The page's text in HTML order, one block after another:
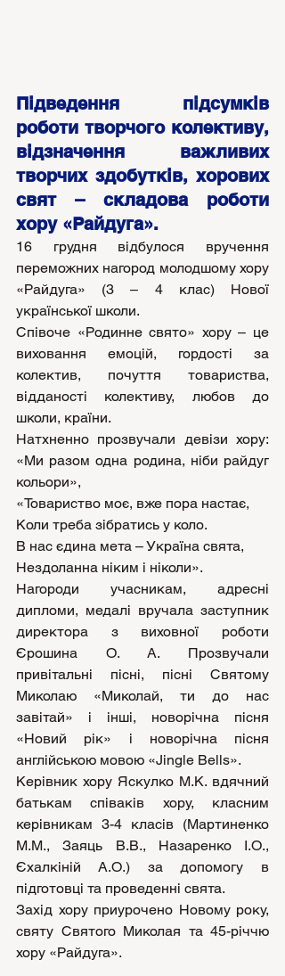
Підведення підсумків
роботи творчого колективу,
відзначення важливих
творчих здобутків, хорових
свят – складова роботи
хору «Райдуга».
16 грудня відбулося вручення
переможних нагород молодшому хору
«Райдуга» (3 – 4 клас) Нової
української школи.
Співоче «Родинне свято» хору – це
виховання емоцій, гордості за
колектив, почуття товариства,
відданості колективу, любов до
школи, країни.
Натхненно прозвучали девізи хору:
«Ми разом одна родина, ніби райдуг
кольори»,
«Товариство моє, вже пора настає,
Коли треба зібратись у коло.
В нас єдина мета – Україна свята,
Нездоланна ніким і ніколи».
Нагороди учасникам, адресні
дипломи, медалі вручала заступник
директора з виховної роботи
Єрошина О. А. Прозвучали
привітальні пісні, пісні Святому
Миколаю «Миколай, ти до нас
завітай» і інші, новорічна пісня
«Новий рік» і новорічна пісня
англійською мовою «Jingle Bells».
Керівник хору Яскулко М.К. вдячний
батькам співаків хору, класним
керівникам 3-4 класів (Мартиненко
М.М., Заяць В.В., Назаренко І.О.,
Єхалкіній А.О.) за допомогу в
підготовці та проведенні свята.
Захід хору приурочено Новому року,
святу Святого Миколая та 45-річчю
хору «Райдуга».